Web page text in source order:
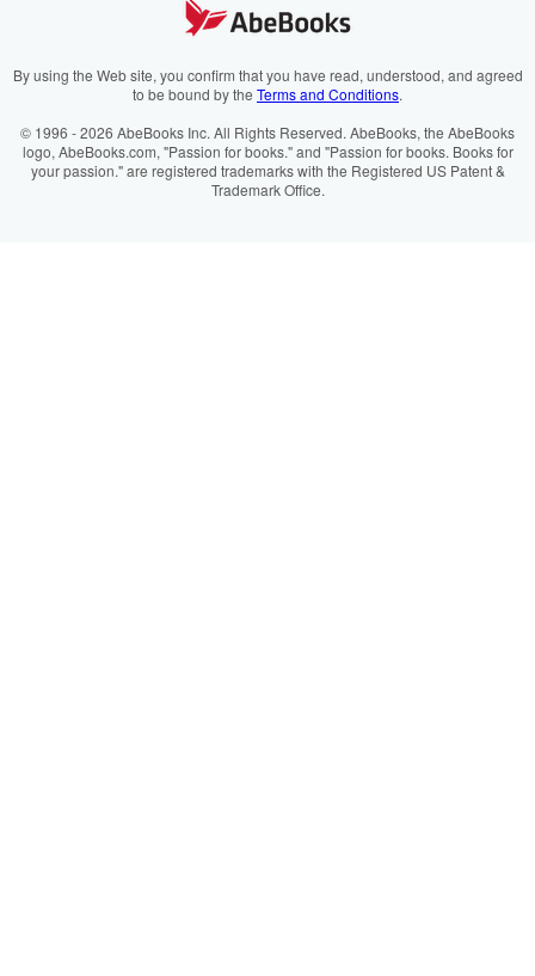
Cookies Notice
AbeBooks.it
AbeBooks.ca
By using the Web site, you confirm that you have read, understood, and agreed
to be bound by the Terms and Conditions.
© 1996 - 2026 AbeBooks Inc. All Rights Reserved. AbeBooks, the AbeBooks
logo, AbeBooks.com, "Passion for books." and "Passion for books. Books for
your passion." are registered trademarks with the Registered US Patent &
Trademark Office.